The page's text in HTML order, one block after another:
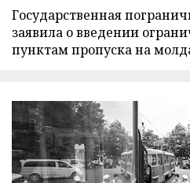
Государственная
заявила о введении
пунктам пропуска на